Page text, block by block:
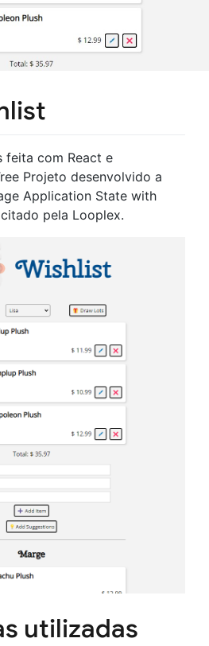
feita com React e
Projeto desenvolvido a
Application State with
pela Looplex.
utilizadas